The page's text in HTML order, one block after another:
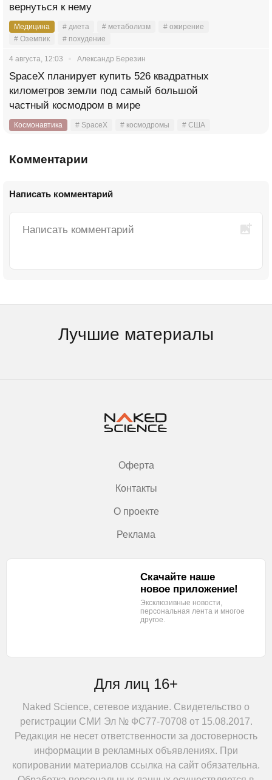
вернуться к нему
Медицина # диета # метаболизм
# ожирение
# Оземпик
# похудение
4 августа, 12:03 Александр Березин
SpaceX планирует купить 526 квадратных
километров земли под самый большой
частный космодром в мире
Космонавтика # SpaceX # космодромы # США
Комментарии
Написать комментарий
Лучшие материалы
Оферта
Контакты
О проекте
Реклама
Для лиц 16+
Naked Science, сетевое издание. Свидетельство о
регистрации СМИ Эл № ФС77-70708 от 15.08.2017.
Редакция не несет ответственности за достоверность
информации в рекламных объявлениях. При
копировании материалов ссылка на сайт обязательна.
Скачайте наше
новое приложение!
Эксклюзивные новости,
персональная лента и многое
другое.